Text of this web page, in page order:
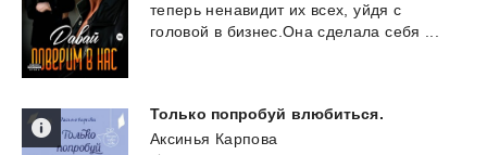
теперь ненавидит их всех, уйдя с
головой в бизнес.Она сделала себя
Только попробуй влюбиться.
Аксинья Карпова